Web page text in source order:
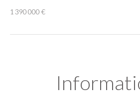
1 390 000 €